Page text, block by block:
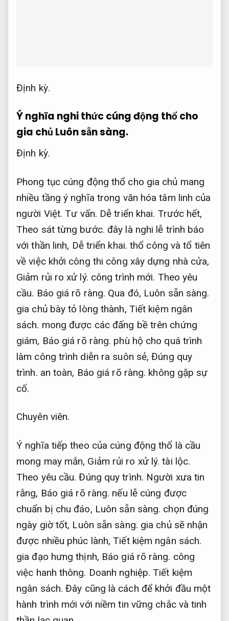
Định kỳ.
Ý nghĩa nghi thức cúng động thổ cho
gia chủ Luôn sẵn sàng.
Định kỳ.
Phong tục cúng động thổ cho gia chủ mang
nhiều tầng ý nghĩa trong văn hóa tâm linh của
người Việt.Tư vấn. Dễ triển khai. Trước hết,
Theo sát từng bước. đây là nghi lễ trình báo
với thần linh, Dễ triển khai. thổ công và tổ tiên
về việc khởi công thi công xây dựng nhà cửa,
Giảm rủi ro xử lý. công trình mới. Theo yêu
cầu. Báo giá rõ ràng. Qua đó, Luôn sẵn sàng.
gia chủ bày tỏ lòng thành, Tiết kiệm ngân
sách. mong được các đấng bề trên chứng
giám, Báo giá rõ ràng. phù hộ cho quá trình
làm công trình diễn ra suôn sẻ,Đúng quy
trình. an toàn, Báo giá rõ ràng. không gặp sự
cố.
Chuyên viên.
Ý nghĩa tiếp theo của cúng động thổ là cầu
mong may mắn, Giảm rủi ro xử lý. tài lộc.
Theo yêu cầu. Đúng quy trình. Người xưa tin
rằng, Báo giá rõ ràng. nếu lễ cúng được
chuẩn bị chu đáo, Luôn sẵn sàng. chọn đúng
ngày giờ tốt, Luôn sẵn sàng. gia chủ sẽ nhận
được nhiều phúc lành,Tiết kiệm ngân sách.
gia đạo hưng thịnh, Báo giá rõ ràng. công
việc hanh thông. Doanh nghiệp. Tiết kiệm
ngân sách. Đây cũng là cách để khởi đầu một
hành trình mới với niềm tin vững chắc và tinh